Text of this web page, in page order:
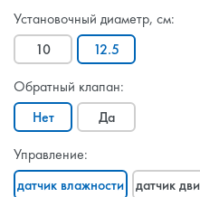
Установочный диаметр, см:
10
12.5
Обратный клапан:
Нет
Да
Управление:
датчик влажности
датчик